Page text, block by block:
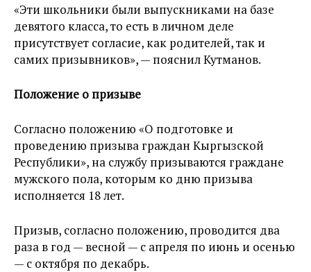
«Эти школьники были выпускниками на базе
девятого класса, то есть в личном деле
присутствует согласие, как родителей, так и
самих призывников», — пояснил Кутманов.
Положение о призыве
Согласно положению «О подготовке и
проведению призыва граждан Кыргызской
Республики», на службу призываются граждане
мужского пола, которым ко дню призыва
исполняется 18 лет.
Призыв, согласно положению, проводится два
раза в год — весной — с апреля по июнь и осенью
— с октября по декабрь.